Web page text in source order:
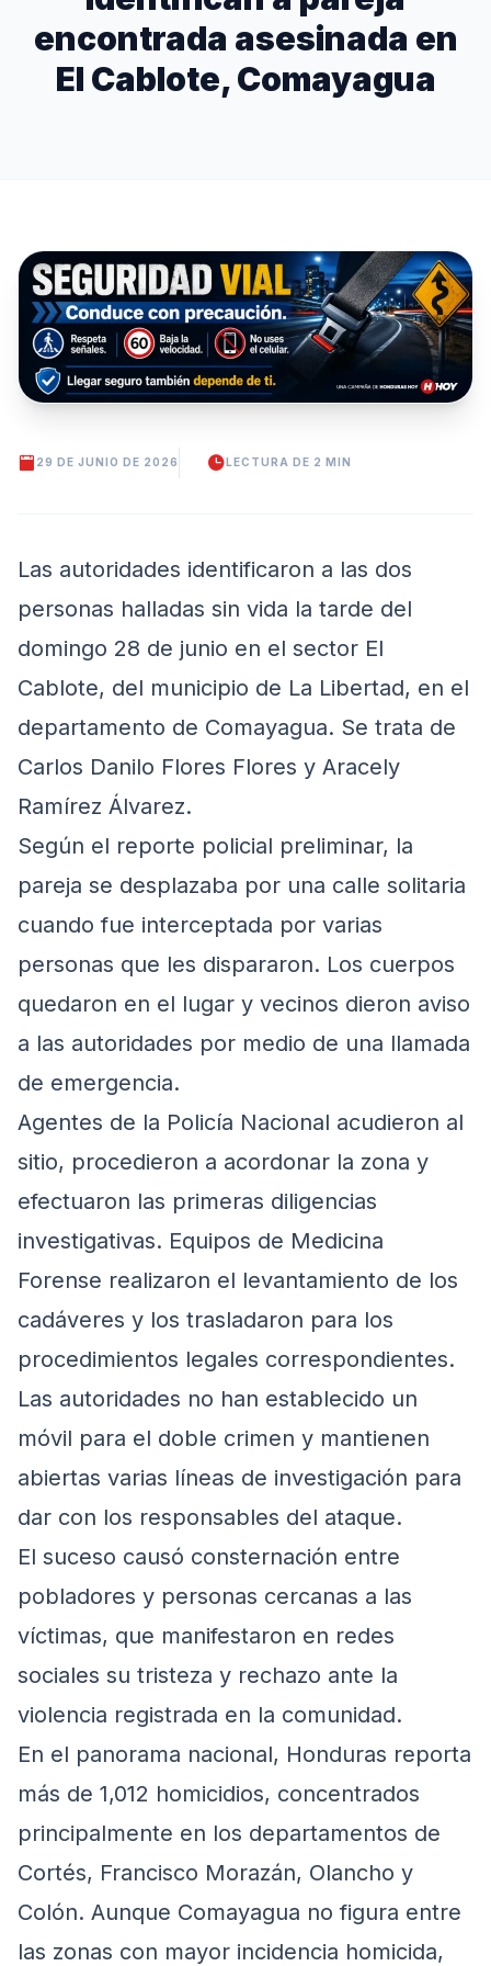
encontrada asesinada en
El Cablote, Comayagua
29 DE JUNIO DE 2026 LECTURA DE 2 MIN
Las autoridades identificaron a las dos
personas halladas sin vida la tarde del
domingo 28 de junio en el sector El
Cablote, del municipio de La Libertad, en el
departamento de Comayagua. Se trata de
Carlos Danilo Flores Flores y Aracely
Ramírez Álvarez.
Según el reporte policial preliminar, la
pareja se desplazaba por una calle solitaria
cuando fue interceptada por varias
personas que les dispararon. Los cuerpos
quedaron en el lugar y vecinos dieron aviso
a las autoridades por medio de una llamada
de emergencia.
Agentes de la Policía Nacional acudieron al
sitio, procedieron a acordonar la zona y
efectuaron las primeras diligencias
investigativas. Equipos de Medicina
Forense realizaron el levantamiento de los
cadáveres y los trasladaron para los
procedimientos legales correspondientes.
Las autoridades no han establecido un
móvil para el doble crimen y mantienen
abiertas varias líneas de investigación para
dar con los responsables del ataque.
El suceso causó consternación entre
pobladores y personas cercanas a las
víctimas, que manifestaron en redes
sociales su tristeza y rechazo ante la
violencia registrada en la comunidad.
En el panorama nacional, Honduras reporta
más de 1,012 homicidios, concentrados
principalmente en los departamentos de
Cortés, Francisco Morazán, Olancho y
Colón. Aunque Comayagua no figura entre
las zonas con mayor incidencia homicida,